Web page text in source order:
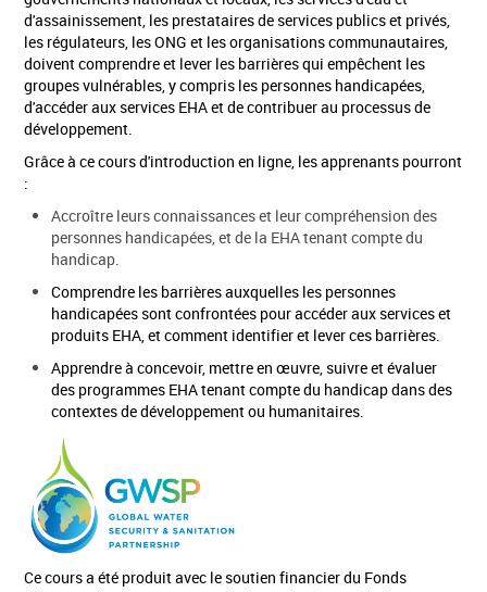
d'assainissement, les prestataires de services publics et privés,
les régulateurs, les ONG et les organisations communautaires,
doivent comprendre et lever les barrières qui empêchent les
groupes vulnérables, y compris les personnes handicapées,
d'accéder aux services EHA et de contribuer au processus de
développement.
Grâce à ce cours d'introduction en ligne, les apprenants pourront
:
Accroître leurs connaissances et leur compréhension des
personnes handicapées, et de la EHA tenant compte du
handicap.
Comprendre les barrières auxquelles les personnes
handicapées sont confrontées pour accéder aux services et
produits EHA, et comment identifier et lever ces barrières.
Apprendre à concevoir, mettre en œuvre, suivre et évaluer
des programmes EHA tenant compte du handicap dans des
contextes de développement ou humanitaires.
Ce cours a été produit avec le soutien financier du Fonds